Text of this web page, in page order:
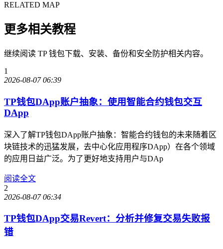
RELATED MAP
更多相关教程
继续阅读 TP 钱包下载、安装、备份和安全防护相关内容。
1
2026-08-07 06:39
TP钱包DApp账户抽象：使用智能合约钱包交互
DApp
深入了解TP钱包DApp账户抽象：智能合约钱包的未来随着区
块链技术的迅猛发展，去中心化应用程序DApp）在各个领域
的应用日益广泛。为了更好地支持用户与DAp
阅读全文
2
2026-08-07 06:34
TP钱包DApp交易Revert：分析并修复交易失败报
错